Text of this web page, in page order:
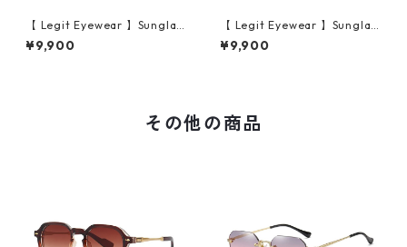
【 Legit Eyewear 】Sunglas
ses Konoe (Clear Grey/Gre
y)
¥9,900
【 Legit Eyewear 】Sunglas
ses Konoe (Black Clear/Gre
y)
¥9,900
その他の商品